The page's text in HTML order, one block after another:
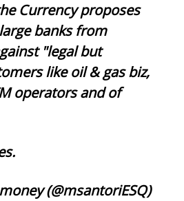
Currency proposes
banks from
"legal but
like oil & gas biz,
operators and of
(@msantoriESQ)